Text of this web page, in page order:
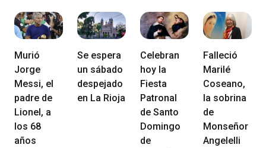
Murió
Jorge
Messi, el
padre de
Lionel, a
los 68
años
Se espera
un sábado
despejado
en La Rioja
Celebran
hoy la
Fiesta
Patronal
de Santo
Domingo
de
Falleció
Marilé
Coseano,
la sobrina
de
Monseñor
Angelelli